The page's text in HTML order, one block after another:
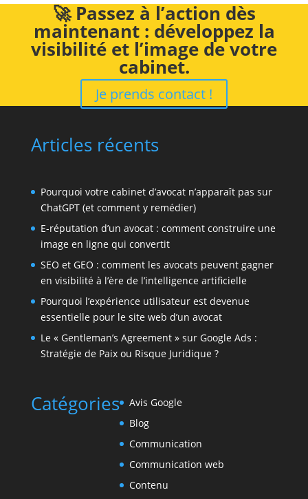
🚀 Passez à l’action dès
maintenant : développez la
visibilité et l’image de votre
cabinet.
Je prends contact !
Articles récents
Pourquoi votre cabinet d’avocat n’apparaît pas sur
ChatGPT (et comment y remédier)
E-réputation d’un avocat : comment construire une
image en ligne qui convertit
SEO et GEO : comment les avocats peuvent gagner
en visibilité à l’ère de l’intelligence artificielle
Pourquoi l’expérience utilisateur est devenue
essentielle pour le site web d’un avocat
Le « Gentleman’s Agreement » sur Google Ads :
Stratégie de Paix ou Risque Juridique ?
Catégories
Avis Google
Blog
Communication
Communication web
Contenu